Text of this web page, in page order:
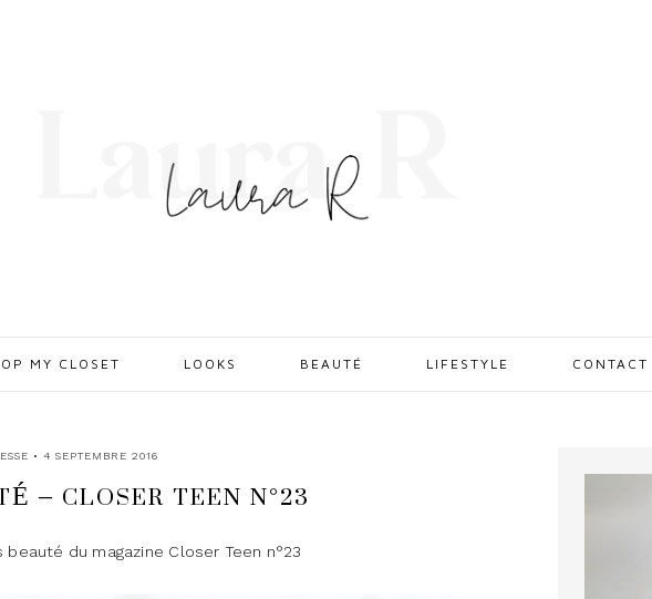
MY CLOSET LOOKS BEAUTÉ LIFESTYLE CONTACT
• 4 SEPTEMBRE 2016
– CLOSER TEEN N°23
du magazine Closer Teen n°23